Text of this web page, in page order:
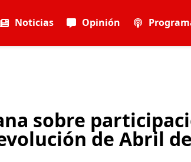
Noticias Opinión
sobre
de Abril